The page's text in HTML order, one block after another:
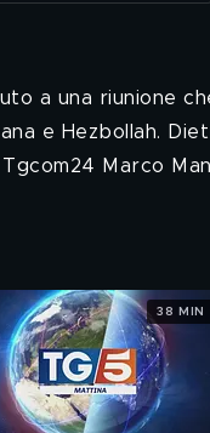
a una riunione
e Hezbollah.
Marco
38 MIN